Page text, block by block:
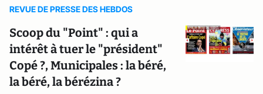
REVUE DE PRESSE DES HEBDOS
Scoop du "Point" : qui a
intérêt à tuer le "président"
Copé ?, Municipales : la béré,
la béré, la bérézina ?